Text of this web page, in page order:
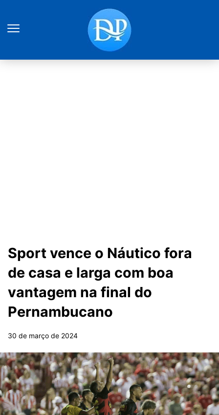
Sport vence o Náutico fora
de casa e larga com boa
vantagem na final do
Pernambucano
30 de março de 2024